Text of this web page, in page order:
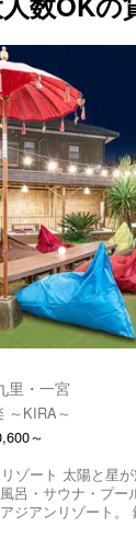
里・一宮
～KIRA～
～
ゾート 太陽と星
呂・サウナ・プー
ジアンリゾート。